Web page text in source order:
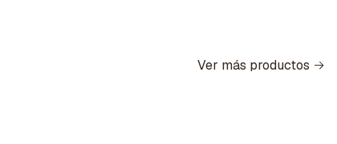
Ver más productos